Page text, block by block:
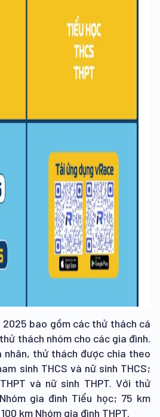
2025 bao gồm các thử thách cá
thách nhóm cho các gia đình.
nhân, thử thách được chia theo
sinh THCS và nữ sinh THCS;
và nữ sinh THPT. Với thử
gia đình Tiểu học; 75 km
km Nhóm gia đình THPT.